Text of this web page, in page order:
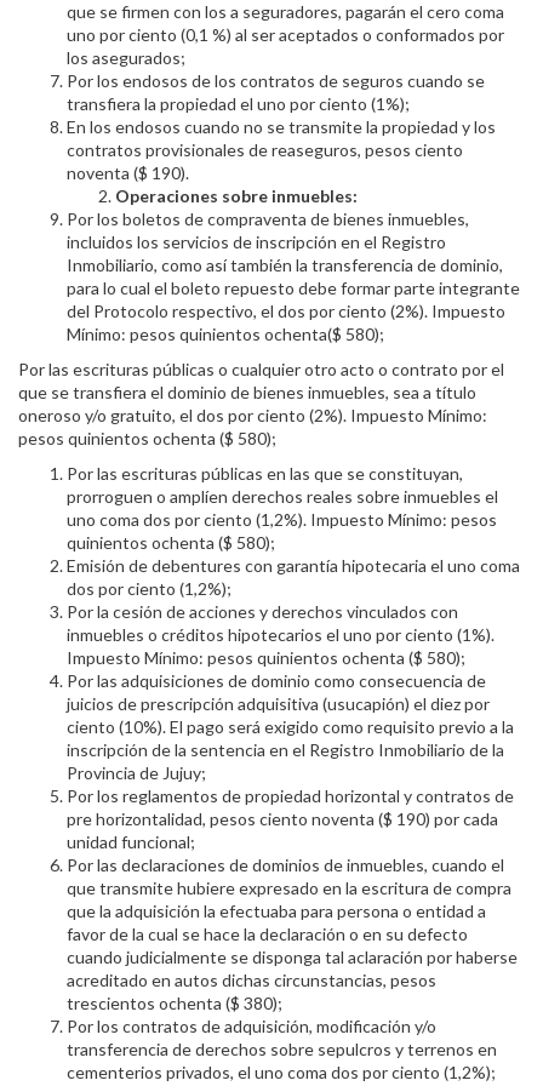
que se firmen con los a seguradores, pagarán el cero coma
uno por ciento (0,1 %) al ser aceptados o conformados por
los asegurados;
Por los endosos de los contratos de seguros cuando se
transfiera la propiedad el uno por ciento (1%);
En los endosos cuando no se transmite la propiedad y los
contratos provisionales de reaseguros, pesos ciento
noventa ($ 190).
Operaciones sobre inmuebles:
Por los boletos de compraventa de bienes inmuebles,
incluidos los servicios de inscripción en el Registro
Inmobiliario, como así también la transferencia de dominio,
para lo cual el boleto repuesto debe formar parte integrante
del Protocolo respectivo, el dos por ciento (2%). Impuesto
Mínimo: pesos quinientos ochenta($ 580);
Por las escrituras públicas o cualquier otro acto o contrato por el
que se transfiera el dominio de bienes inmuebles, sea a título
oneroso y/o gratuito, el dos por ciento (2%). Impuesto Mínimo:
pesos quinientos ochenta ($ 580);
Por las escrituras públicas en las que se constituyan,
prorroguen o amplíen derechos reales sobre inmuebles el
uno coma dos por ciento (1,2%). Impuesto Mínimo: pesos
quinientos ochenta ($ 580);
Emisión de debentures con garantía hipotecaria el uno coma
dos por ciento (1,2%);
Por la cesión de acciones y derechos vinculados con
inmuebles o créditos hipotecarios el uno por ciento (1%).
Impuesto Mínimo: pesos quinientos ochenta ($ 580);
Por las adquisiciones de dominio como consecuencia de
juicios de prescripción adquisitiva (usucapión) el diez por
ciento (10%). El pago será exigido como requisito previo a la
inscripción de la sentencia en el Registro Inmobiliario de la
Provincia de Jujuy;
Por los reglamentos de propiedad horizontal y contratos de
pre horizontalidad, pesos ciento noventa ($ 190) por cada
unidad funcional;
Por las declaraciones de dominios de inmuebles, cuando el
que transmite hubiere expresado en la escritura de compra
que la adquisición la efectuaba para persona o entidad a
favor de la cual se hace la declaración o en su defecto
cuando judicialmente se disponga tal aclaración por haberse
acreditado en autos dichas circunstancias, pesos
trescientos ochenta ($ 380);
Por los contratos de adquisición, modificación y/o
transferencia de derechos sobre sepulcros y terrenos en
cementerios privados, el uno coma dos por ciento (1,2%);